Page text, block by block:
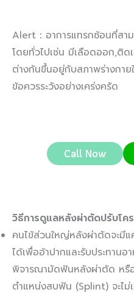
Alert：อาการแทรกซ้อนที่สา
โดยทั่วไปเช่น มีเลือดออก,ติ
ต่างกันขึ้นอยู่กับสภาพร่างกา
ข้อควรระวังอย่างเคร่งครัด
Call Now
วิธีการดูแลหลังผ่าตัดปรับโค
คนไข้ส่วนใหญ่หลังผ่าตัดจะมี
ได้เพื่ออ้าปากและรับประทาน
พิจารณามัดฟันหลังผ่าตัด หรื
ตำแหน่งสบฟัน (Splint) จะไม่